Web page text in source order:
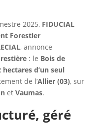
2025, FIDUCIAL
Forestier
, annonce
: le Bois de
hectares d’un seul
de l’Allier (03), sur
et Vaumas.
géré